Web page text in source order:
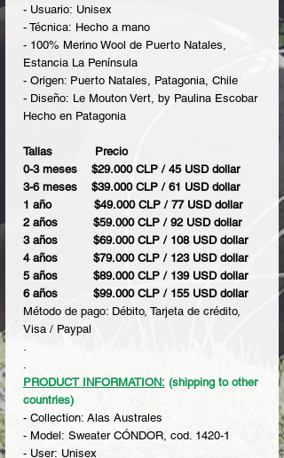
- Usuario: Unisex
- Técnica: Hecho a mano
- 100% Merino Wool de Puerto Natales,
Estancia La Península
- Origen: Puerto Natales, Patagonia, Chile
- Diseño: Le Mouton Vert, by Paulina Escobar
Hecho en Patagonia
Tallas Precio
0-3 meses $29.000 CLP / 45 USD dollar
3-6 meses $39.000 CLP / 61 USD dollar
1 año $49.000 CLP / 77 USD dollar
2 años $59.000 CLP / 92 USD dollar
3 años $69.000 CLP / 108 USD dollar
4 años $79.000 CLP / 123 USD dollar
5 años $89.000 CLP / 139 USD dollar
6 años $99.000 CLP / 155 USD dollar
Método de pago: Débito, Tarjeta de crédito,
Visa / Paypal
.
.
PRODUCT INFORMATION: (shipping to other
countries)
- Collection: Alas Australes
- Model: Sweater CÓNDOR, cod. 1420-1
- User: Unisex